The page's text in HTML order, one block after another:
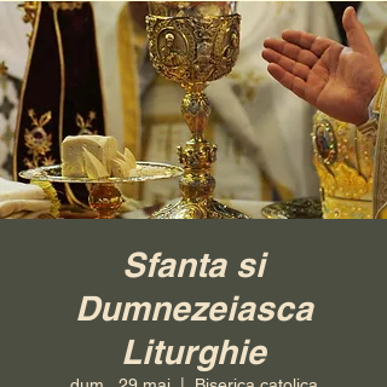
Sfanta si
Dumnezeiasca
Liturghie